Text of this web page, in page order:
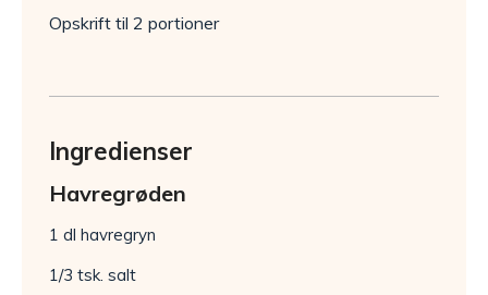
Opskrift til 2 portioner
Ingredienser
Havregrøden
1 dl havregryn
1/3 tsk. salt